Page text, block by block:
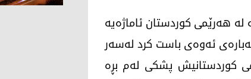
هەرێمی كوردستان ئاماژەیە
ئەوەی باست كرد لەسەر
كوردستانیش پشكی لەم بڕە